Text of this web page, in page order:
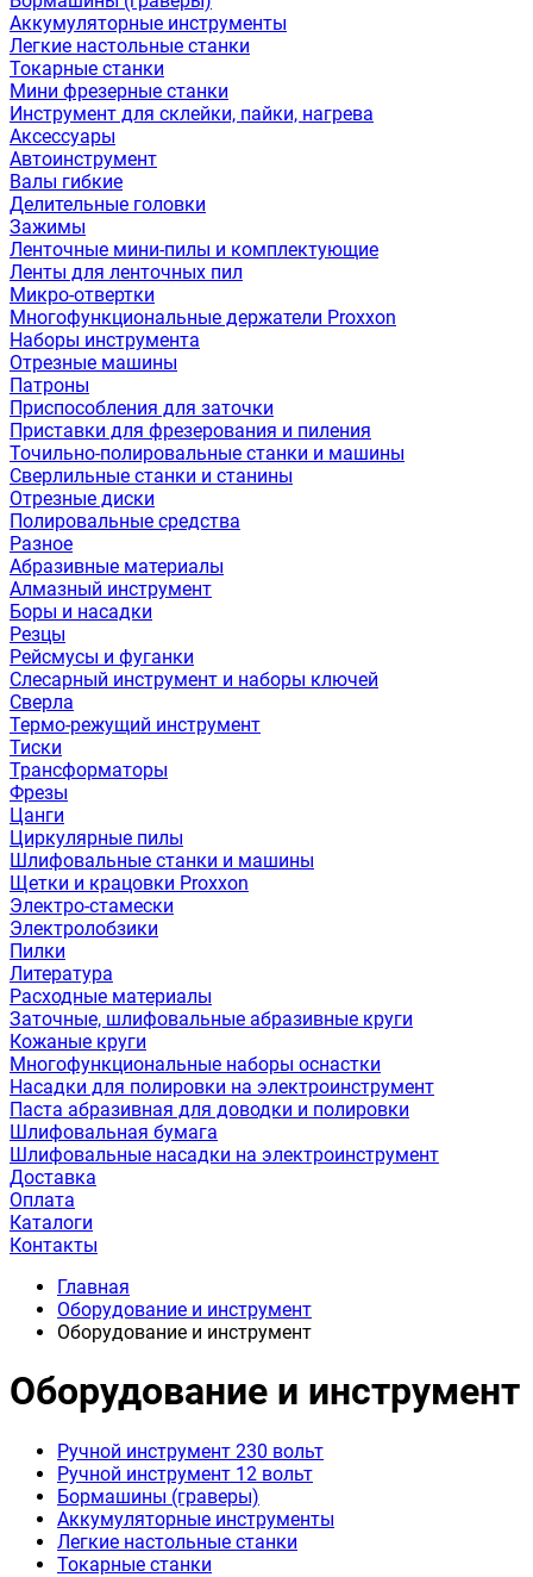
Аккумуляторные инструменты
Легкие настольные станки
Токарные станки
Мини фрезерные станки
Инструмент для склейки, пайки, нагрева
Аксессуары
Автоинструмент
Валы гибкие
Делительные головки
Зажимы
Ленточные мини-пилы и комплектующие
Ленты для ленточных пил
Микро-отвертки
Многофункциональные держатели Proxxon
Наборы инструмента
Отрезные машины
Патроны
Приспособления для заточки
Приставки для фрезерования и пиления
Точильно-полировальные станки и машины
Сверлильные станки и станины
Отрезные диски
Полировальные средства
Разное
Абразивные материалы
Алмазный инструмент
Боры и насадки
Резцы
Рейсмусы и фуганки
Слесарный инструмент и наборы ключей
Сверла
Термо-режущий инструмент
Тиски
Трансформаторы
Фрезы
Цанги
Циркулярные пилы
Шлифовальные станки и машины
Щетки и крацовки Proxxon
Электро-стамески
Электролобзики
Пилки
Литература
Расходные материалы
Заточные, шлифовальные абразивные круги
Кожаные круги
Многофункциональные наборы оснастки
Насадки для полировки на электроинструмент
Паста абразивная для доводки и полировки
Шлифовальная бумага
Шлифовальные насадки на электроинструмент
Доставка
Оплата
Каталоги
Контакты
Главная
Оборудование и инструмент
Оборудование и инструмент
Оборудование и инструмент
Ручной инструмент 230 вольт
Ручной инструмент 12 вольт
Бормашины (граверы)
Аккумуляторные инструменты
Легкие настольные станки
Токарные станки